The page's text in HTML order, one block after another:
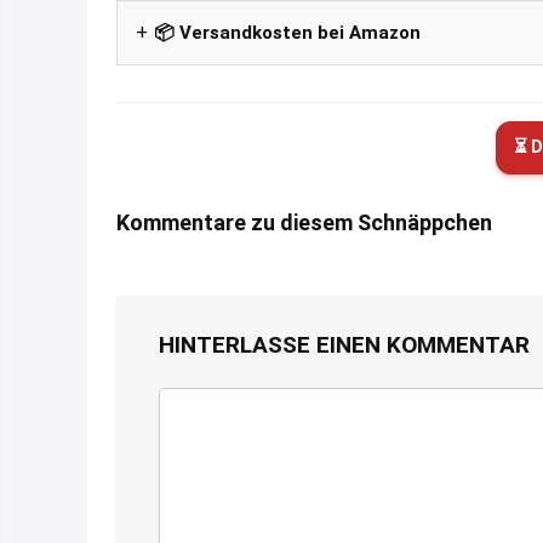
📦 Versandkosten bei Amazon
⏳
Kommentare zu diesem Schnäppchen
HINTERLASSE EINEN KOMMENTAR